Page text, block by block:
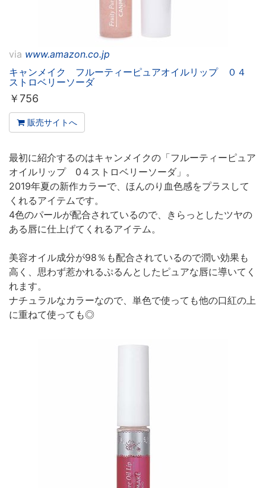
via www.amazon.co.jp
キャンメイク フルーティーピュアオイルリップ ０４
ストロベリーソーダ
￥756
販売サイトへ
最初に紹介するのはキャンメイクの「フルーティーピュア
オイルリップ 0４ストロベリーソーダ」。
2019年夏の新作カラーで、ほんのり血色感をプラスして
くれるアイテムです。
4色のパールが配合されているので、きらっとしたツヤの
ある唇に仕上げてくれるアイテム。
美容オイル成分が98％も配合されているので潤い効果も
高く、思わず惹かれるぷるんとしたピュアな唇に導いてく
れます。
ナチュラルなカラーなので、単色で使っても他の口紅の上
に重ねて使っても◎